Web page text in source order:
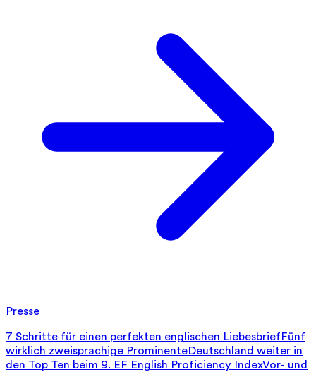
Presse
7 Schritte für einen perfekten englischen LiebesbriefFünf
wirklich zweisprachige ProminenteDeutschland weiter in
den Top Ten beim 9. EF English Proficiency IndexVor- und